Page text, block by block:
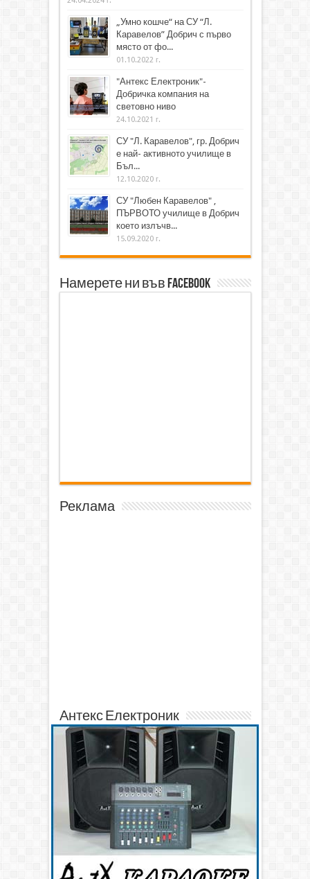
„Умно кошче“ на СУ “Л.
Каравелов” Добрич с първо
място от фо...
01.10.2022 г.
"Антекс Електроник"-
Добричка компания на
световно ниво
24.10.2021 г.
СУ "Л. Каравелов", гр. Добрич
е най- активното училище в
Бъл...
12.10.2020 г.
СУ "Любен Каравелов" ,
ПЪРВОТО училище в Добрич
което излъчв...
15.09.2020 г.
Намерете ни във Facebook
Реклама
Антекс Електроник